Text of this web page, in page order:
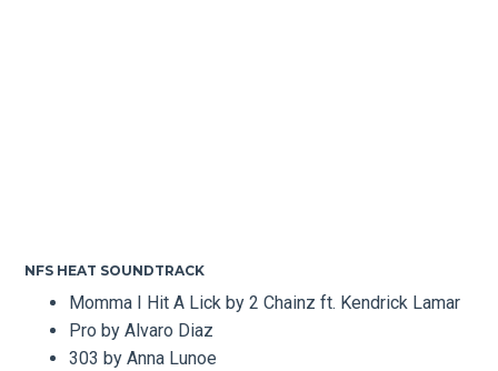
NFS HEAT SOUNDTRACK
Momma I Hit A Lick by 2 Chainz ft. Kendrick Lamar
Pro by Alvaro Diaz
303 by Anna Lunoe